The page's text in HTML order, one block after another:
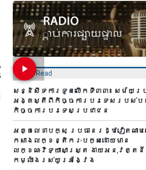
Most Read
សន្និសីទការទូតលើកទី៣៣៖ សម័យប្
អង្គស្តីពីកិច្ច​ការបរទេសរបស់​ប
កិច្ច​ការបរទេសប្រជាជន
អគ្គលេខាបក្ស ប្រធានរដ្ឋវៀតណាម
កសាងលក្ខន្តិករៈបក្សដោយមាន
លក្ខណៈវិទ្យាសាស្ត្រ ងាយអនុវត្តន៍
កម្លាំងរស់យូរអង្វែង